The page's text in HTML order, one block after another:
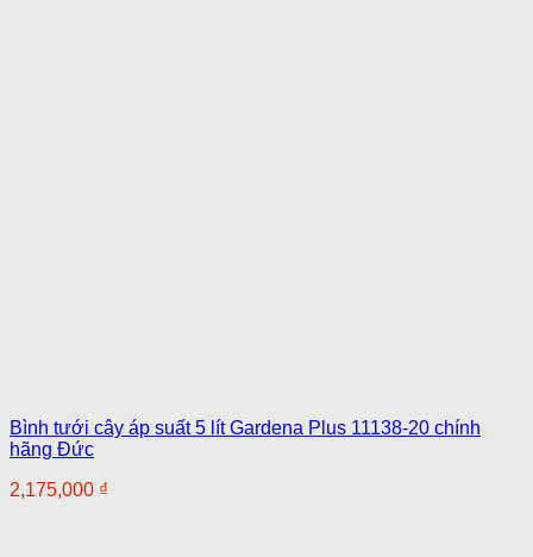
Bình tưới cây áp suất 5 lít Gardena Plus 11138-20 chính
hãng Đức
2,175,000 ₫